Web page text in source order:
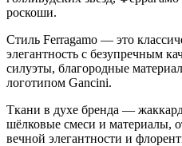
роскоши.
Стиль Ferragamo — это
элегантность с безупречным
силуэты, благородные
логотипом Gancini.
Ткани в духе бренда —
шёлковые смеси и материалы,
вечной элегантности и